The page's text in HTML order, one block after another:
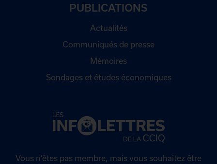
PUBLICATIONS
Actualités
Communiqués de presse
Mémoires
Sondages et études économiques
Vous n’êtes pas membre, mais vous souhaitez être